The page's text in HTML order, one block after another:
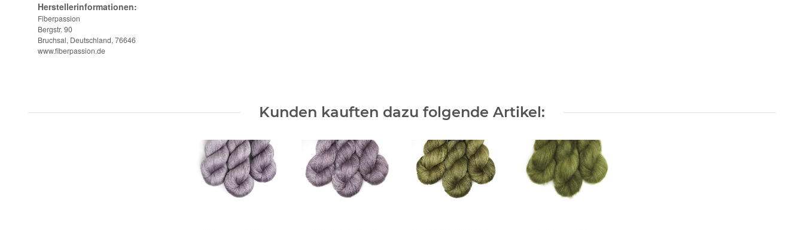
Herstellerinformationen:
Fiberpassion
Bergstr. 90
Bruchsal, Deutschland, 76646
www.fiberpassion.de
Kunden kauften dazu folgende Artikel: